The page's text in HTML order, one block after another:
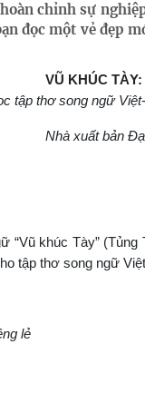
chỉnh sự
đọc một vẻ đẹp
VŨ KHÚC
tập thơ song ngữ
Nhà xuất bản
“Vũ khúc Tày”
tập thơ song ngữ
lẻ